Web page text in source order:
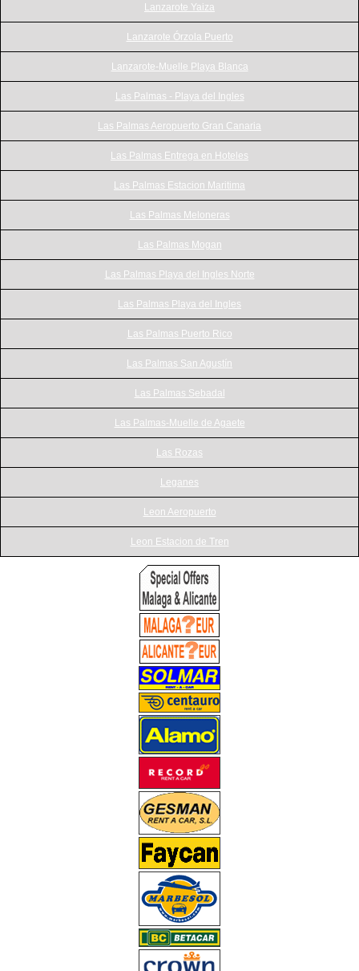
Lanzarote Yaiza
Lanzarote Órzola Puerto
Lanzarote-Muelle Playa Blanca
Las Palmas - Playa del Ingles
Las Palmas Aeropuerto Gran Canaria
Las Palmas Entrega en Hoteles
Las Palmas Estacion Maritima
Las Palmas Meloneras
Las Palmas Mogan
Las Palmas Playa del Ingles Norte
Las Palmas Playa del Ingles
Las Palmas Puerto Rico
Las Palmas San Agustín
Las Palmas Sebadal
Las Palmas-Muelle de Agaete
Las Rozas
Leganes
Leon Aeropuerto
Leon Estacion de Tren